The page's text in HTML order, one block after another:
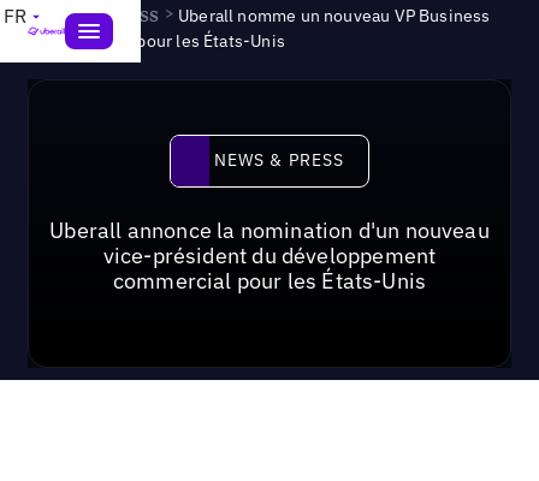
FR News & Press > Uberall nomme un nouveau VP Business
Development pour les États-Unis
News & Press
NEWS & PRESS
Uberall annonce la nomination d'un nouveau
vice-président du développement
commercial pour les États-Unis